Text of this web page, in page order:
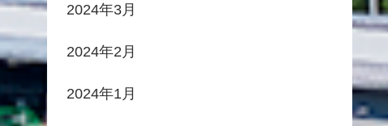
2024年3月
2024年2月
2024年1月